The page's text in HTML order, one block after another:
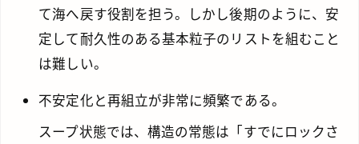
て海へ戻す役割を担う。しかし後期のように、安
定して耐久性のある基本粒子のリストを組むこと
は難しい。
不安定化と再組立が非常に頻繁である。
スープ状態では、構造の常態は「すでにロックさ